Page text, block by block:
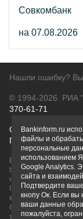
Совкомбанк
на 07.08.2026
Нашли ошибку?
© 1994-2026. РИА
370-61-71
О проекте
Правовая
Вся информация о
bankinform.ru, носит
не является
ГК РФ. Информация
может быть
банков или при
товарные знаки
Bankinform.ru
файлы и
персональные
использованием
Google Analytics.
сайта и
Подтвердите
кнопу Ок. Если вы
ваши данные
пожалуйста,